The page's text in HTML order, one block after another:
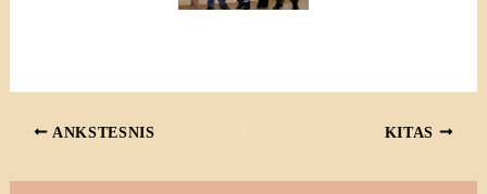
ANKSTESNIS KITAS